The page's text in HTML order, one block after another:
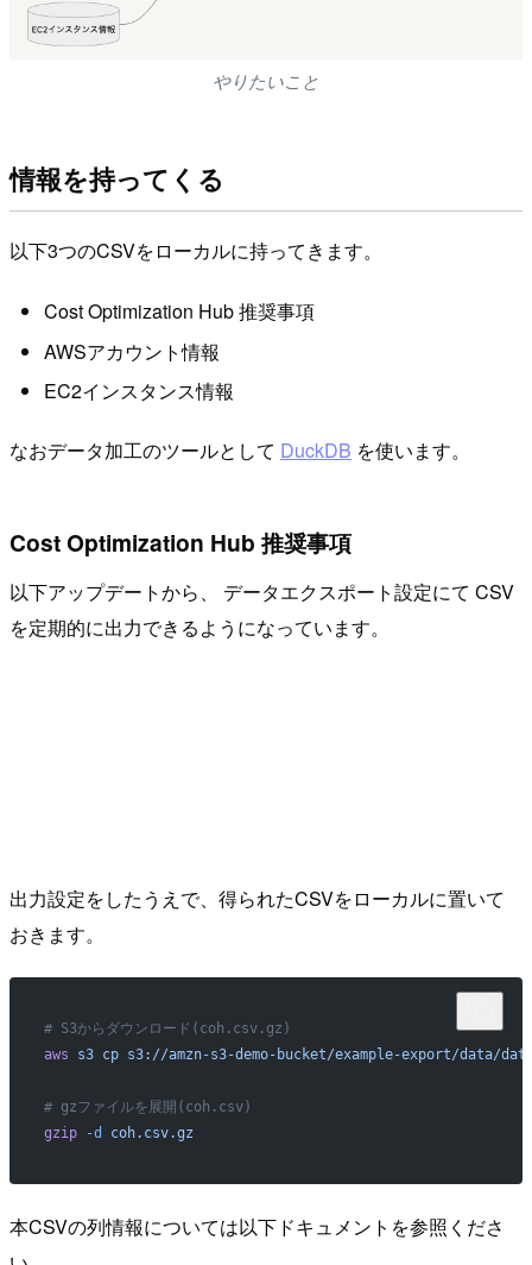
やりたいこと
情報を持ってくる
以下3つのCSVをローカルに持ってきます。
Cost Optimization Hub 推奨事項
AWSアカウント情報
EC2インスタンス情報
なおデータ加工のツールとして DuckDB を使います。
Cost Optimization Hub 推奨事項
以下アップデートから、 データエクスポート設定にて CSV
を定期的に出力できるようになっています。
出力設定をしたうえで、得られたCSVをローカルに置いて
おきます。
# S3からダウンロード(coh.csv.gz)
aws s3 cp s3://amzn-s3-demo-bucket/example-export/data/
# gzファイルを展開(coh.csv)
gzip -d coh.csv.gz
本CSVの列情報については以下ドキュメントを参照くださ